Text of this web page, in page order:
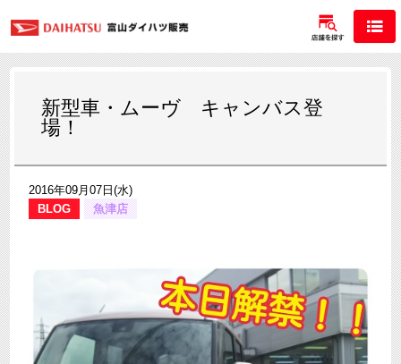
新型車・ムーヴ キャンバス登
場！
2016年09月07日(水)
BLOG
魚津店